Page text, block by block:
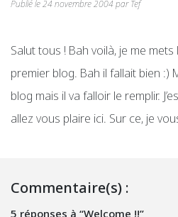
Publié le 24 novembre 2004 par Tef
Salut tous ! Bah voilà, je me
premier blog. Bah il fallait bien :)
blog mais il va falloir le remplir.
allez vous plaire ici. Sur ce, je
Commentaire(s) :
5 réponses à “Welcome !!”